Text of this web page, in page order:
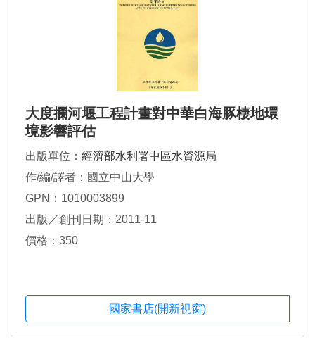
大度攔河堰工程計畫對中華白海豚棲地環
境影響評估
出版單位： 經濟部水利署中區水資源局
作/編/譯者：國立中山大學
GPN：1010003899
出版／創刊日期：2011-11
價格：350
國家書店(開新視窗)